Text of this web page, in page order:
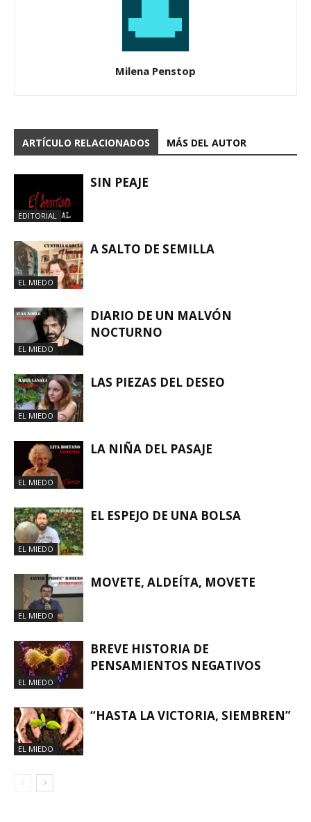
Milena Penstop
ARTÍCULO RELACIONADOS MÁS DEL AUTOR
EDITORIAL
SIN PEAJE
EL MIEDO
A SALTO DE SEMILLA
EL MIEDO
DIARIO DE UN MALVÓN
NOCTURNO
EL MIEDO
LAS PIEZAS DEL DESEO
EL MIEDO
LA NIÑA DEL PASAJE
EL MIEDO
EL ESPEJO DE UNA BOLSA
EL MIEDO
MOVETE, ALDEÍTA, MOVETE
EL MIEDO
BREVE HISTORIA DE
PENSAMIENTOS NEGATIVOS
EL MIEDO
“HASTA LA VICTORIA, SIEMBREN”